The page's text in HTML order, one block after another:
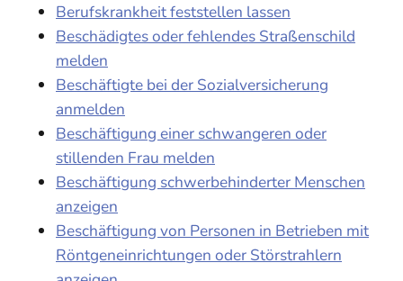
Berufskrankheit feststellen lassen
Beschädigtes oder fehlendes Straßenschild
melden
Beschäftigte bei der Sozialversicherung
anmelden
Beschäftigung einer schwangeren oder
stillenden Frau melden
Beschäftigung schwerbehinderter Menschen
anzeigen
Beschäftigung von Personen in Betrieben mit
Röntgeneinrichtungen oder Störstrahlern